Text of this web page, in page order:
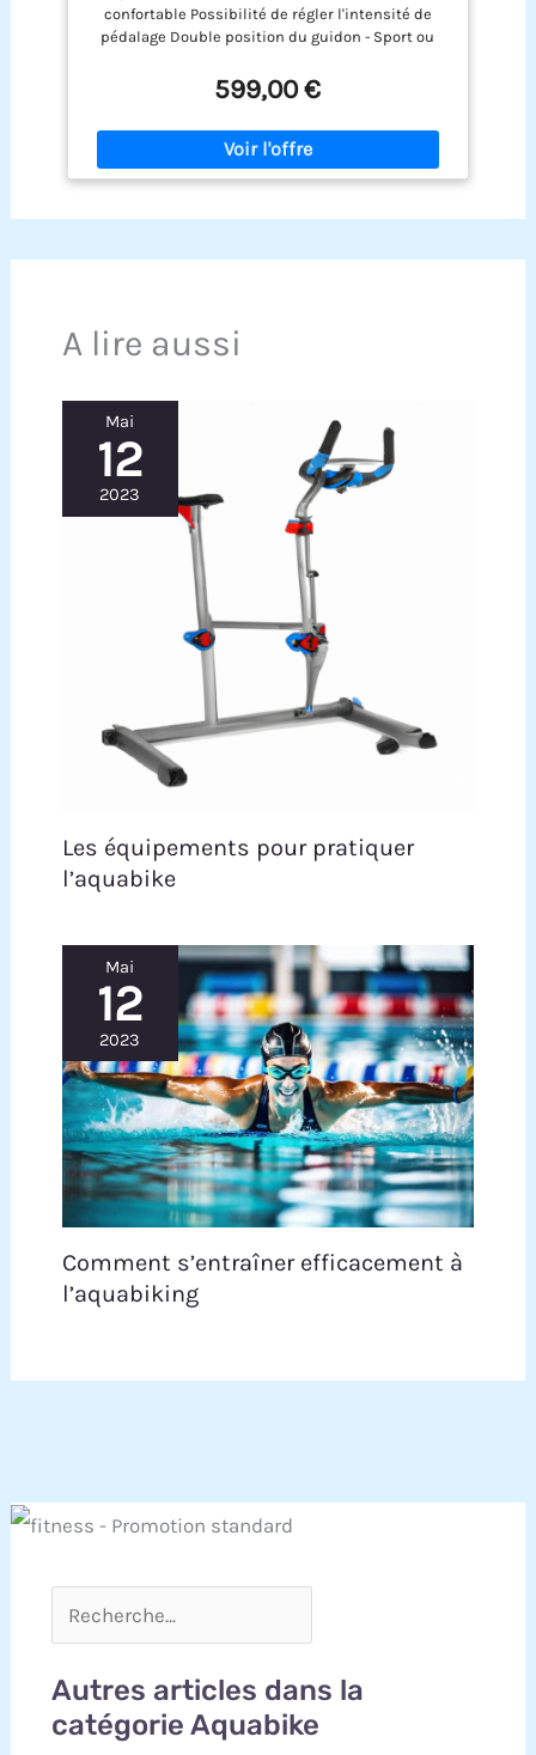
confortable Possibilité de régler l'intensité de
pédalage Double position du guidon - Sport ou
599,00 €
A lire aussi
Mai
12
2023
Les équipements pour pratiquer
l’aquabike
Mai
12
2023
Comment s’entraîner efficacement à
l’aquabiking
Autres articles dans la
catégorie Aquabike